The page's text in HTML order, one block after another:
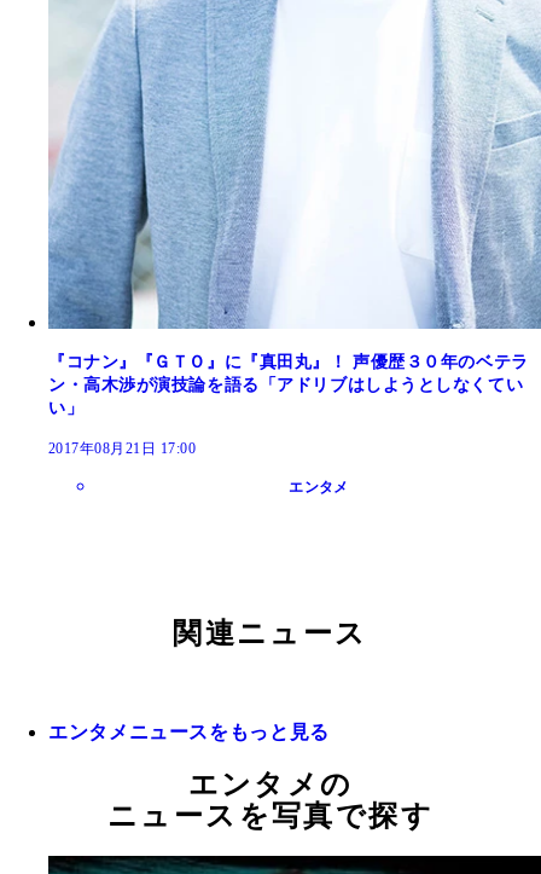
『コナン』『ＧＴＯ』に『真田丸』！ 声優歴３０年のベテラ
ン・高木渉が演技論を語る「アドリブはしようとしなくてい
い」
2017年08月21日 17:00
エンタメ
関連ニュース
エンタメニュースをもっと見る
エンタメの
ニュースを写真で探す